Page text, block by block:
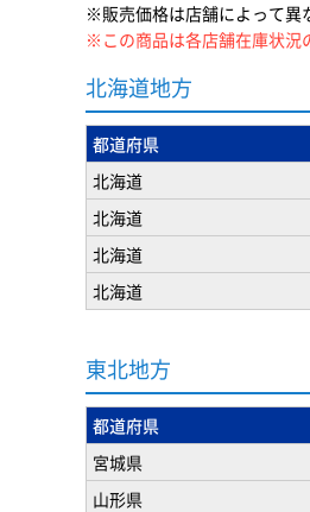
※販売価格は店舗によって異
※この商品は各店舗在庫状況
北海道地方
都道府県
北海道
北海道
北海道
北海道
東北地方
都道府県
宮城県
山形県